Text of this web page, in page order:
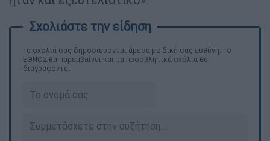
Τα σχολιά σας δημοσιεύονται άμεσα με δική σας ευθύνη. Το
ΕΘΝΟΣ θα παρεμβαίνει και τα προσβλητικά σχόλια θα
διαγράφονται